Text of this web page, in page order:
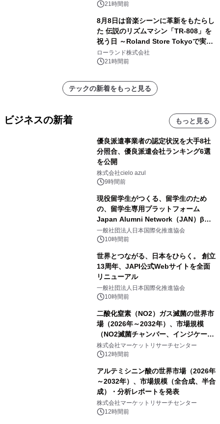
21時間前
8月8日は音楽シーンに革新をもたらし
た 伝説のリズムマシン「TR-808」を
祝う日 ～Roland Store Tokyoで実機
を展示しての 記念キャンペーンを開
催 英国ラジオ「NTS」の 特別プログ
アーティストを フィーチャーしたアニ
メーションを公開～
ローランド株式会社
21時間前
テックの新着をもっと見る
ビジネスの新着 もっと見る
優良派遣事業者の認定状況を大手8社
分照合、優良派遣会社ランキング6選
を公開
株式会社cielo azul
9時間前
現役留学生がつくる、留学生のため
の、留学生専用プラットフォーム
Japan Alumni Network（JAN）β版
をリリース
一般社団法人日本国際化推進協会
10時間前
世界とつながる、日本をひらく。 創立
13周年、JAPI公式Webサイトを全面
リニューアル
一般社団法人日本国際化推進協会
10時間前
二酸化窒素（NO2）ガス滅菌の世界市
場（2026年～2032年）、市場規模
（NO2滅菌チャンバー、インジケータ
ーおよびモニタリングシステム、その
他）・分析レポートを発表
株式会社マーケットリサーチセンター
12時間前
アルテミシニン酸の世界市場（2026年
～2032年）、市場規模（全合成、半合
成）・分析レポートを発表
株式会社マーケットリサーチセンター
12時間前